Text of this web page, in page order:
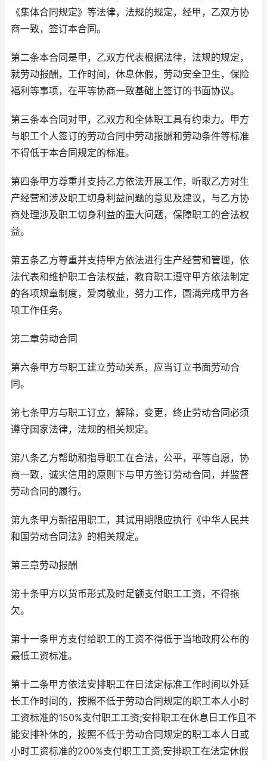
《集体合同规定》等法律，法规的规定，经甲，乙双方协
商一致，签订本合同。
第二条本合同是甲，乙双方代表根据法律，法规的规定，
就劳动报酬，工作时间，休息休假，劳动安全卫生，保险
福利等事项，在平等协商一致基础上签订的书面协议。
第三条本合同对甲，乙双方和全体职工具有约束力。甲方
与职工个人签订的劳动合同中劳动报酬和劳动条件等标准
不得低于本合同规定的标准。
第四条甲方尊重并支持乙方依法开展工作，听取乙方对生
产经营和涉及职工切身利益问题的意见及建议，与乙方协
商处理涉及职工切身利益的重大问题，保障职工的合法权
益。
第五条乙方尊重并支持甲方依法进行生产经营和管理，依
法代表和维护职工合法权益，教育职工遵守甲方依法制定
的各项规章制度，爱岗敬业，努力工作，圆满完成甲方各
项工作任务。
第二章劳动合同
第六条甲方与职工建立劳动关系，应当订立书面劳动合
同。
第七条甲方与职工订立，解除，变更，终止劳动合同必须
遵守国家法律，法规的相关规定。
第八条乙方帮助和指导职工在合法，公平，平等自愿，协
商一致，诚实信用的原则下与甲方签订劳动合同，并监督
劳动合同的履行。
第九条甲方新招用职工，其试用期限应执行《中华人民共
和国劳动合同法》的相关规定。
第三章劳动报酬
第十条甲方以货币形式及时足额支付职工工资，不得拖
欠。
第十一条甲方支付给职工的工资不得低于当地政府公布的
最低工资标准。
第十二条甲方依法安排职工在日法定标准工作时间以外延
长工作时间的，按照不低于劳动合同规定的职工本人小时
工资标准的150%支付职工工资;安排职工在休息日工作且不
能安排补休的，按照不低于劳动合同规定的职工本人日或
小时工资标准的200%支付职工工资;安排职工在法定休假